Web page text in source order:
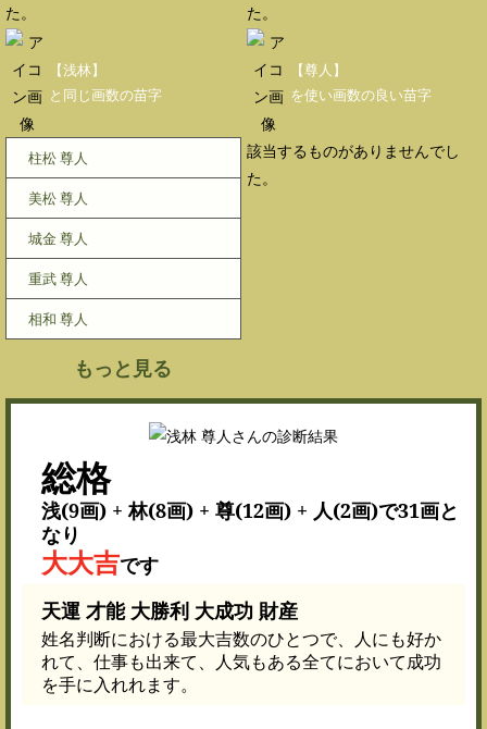
た。
た。
【浅林】
と同じ画数の苗字
柱松 尊人
美松 尊人
城金 尊人
重武 尊人
相和 尊人
もっと見る
【尊人】
を使い画数の良い苗字
該当するものがありませんでし
た。
総格
浅(9画) + 林(8画) + 尊(12画) + 人(2画)で31画と
なり
大大吉です
天運 才能 大勝利 大成功 財産
姓名判断における最大吉数のひとつで、人にも好か
れて、仕事も出来て、人気もある全てにおいて成功
を手に入れれます。